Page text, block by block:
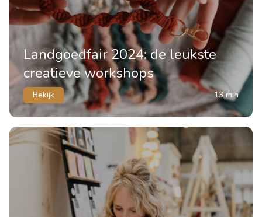
Landgoedfair 2024: de leukste
creatieve workshops
Bekijk 13 min